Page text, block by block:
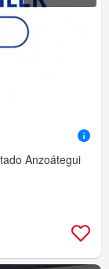
Anzoátegui